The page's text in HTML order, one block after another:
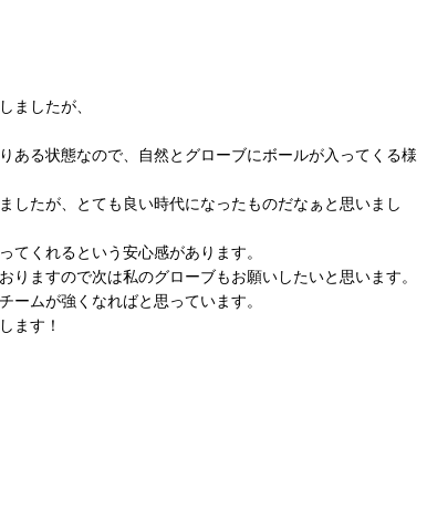
ましたが、
ある状態なので、自然とグローブにボールが入ってくる様
したが、とても良い時代になったものだなぁと思いまし
てくれるという安心感があります。
りますので次は私のグローブもお願いしたいと思います。
ームが強くなればと思っています。
ます！